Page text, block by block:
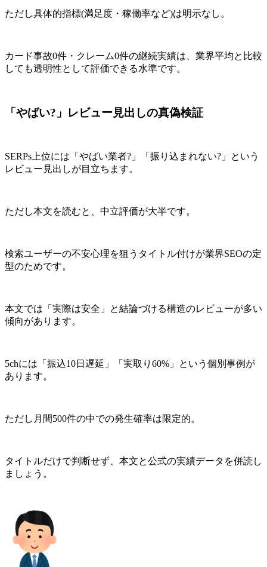
ただし具体的指標(満足度・稼働率など)は明示なし。
カード事故0件・クレーム0件の継続実績は、業界平均と比較
しても透明性として評価できる水準です。
「やばい?」レビュー見出しの真偽検証
SERPs上位には「やばい業者?」「振り込まれない?」という
レビュー見出しが目立ちます。
ただし本文を読むと、中立評価が大半です。
検索ユーザーの不安心理を狙うタイトル付けが業界SEOの定
型のためです。
本文では「実際は安全」と結論づける構造のレビューが多い
傾向があります。
5chには 「振込10日遅延」「実取り60%」という個別事例 が
あります。
ただし月間500件の中での発生確率は限定的。
タイトルだけで判断せず、本文と公式の実績データを併読し
ましょう。